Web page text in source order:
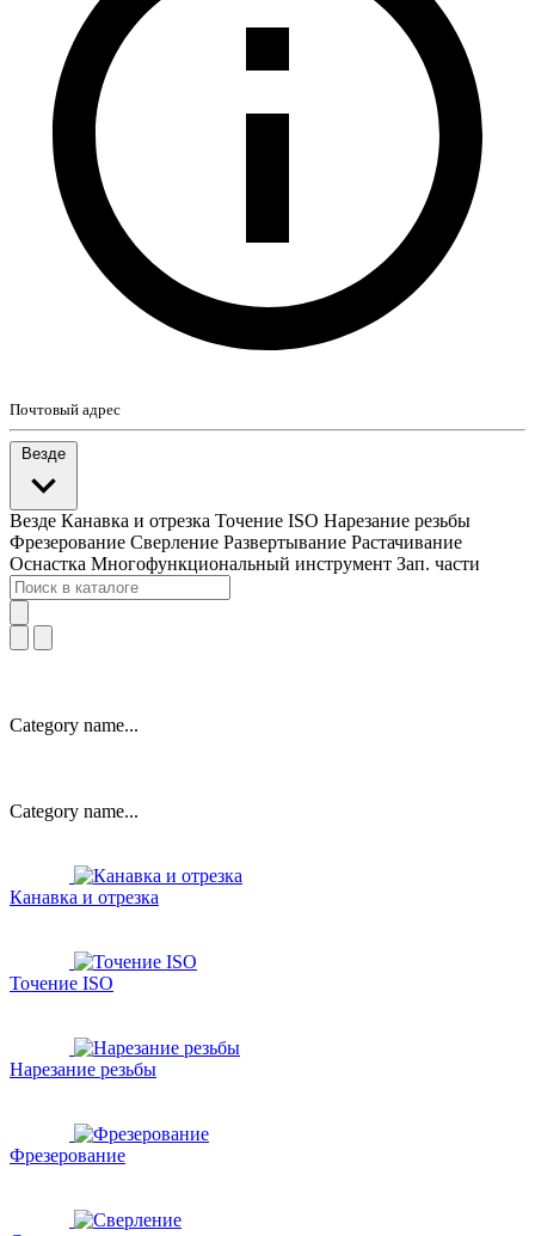
Почтовый адрес
Везде
Везде Канавка и отрезка Точение ISO Нарезание резьбы
Фрезерование Сверление Развертывание Растачивание
Оснастка Многофункциональный инструмент Зап. части
Category name...
Category name...
Канавка и отрезка
Точение ISO
Нарезание резьбы
Фрезерование